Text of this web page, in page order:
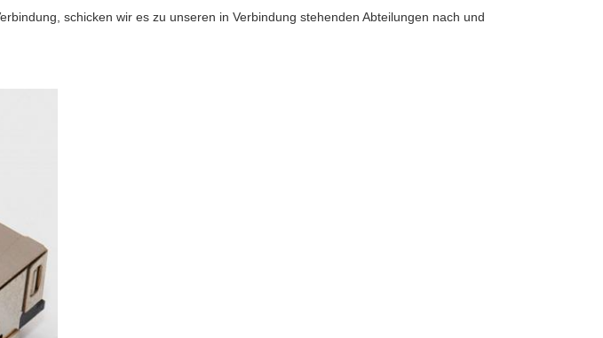
schicken wir es zu unseren in Verbindung stehenden Abteilungen nach und